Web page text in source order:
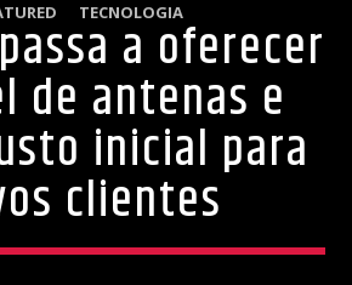
TECNOLOGIA
a oferecer
de antenas e
inicial para
clientes